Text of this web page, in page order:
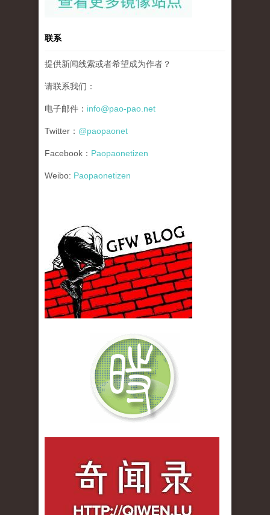
联系
提供新闻线索或者希望成为作者？
请联系我们：
电子邮件： info@pao-pao.net
Twitter： @paopaonet
Facebook： Paopaonetizen
Weibo: Paopaonetizen
gfw_blog_small.jpg